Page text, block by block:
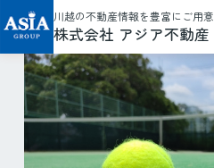
川越の不動産情報を豊富にご用意
株式会社 アジア不動産